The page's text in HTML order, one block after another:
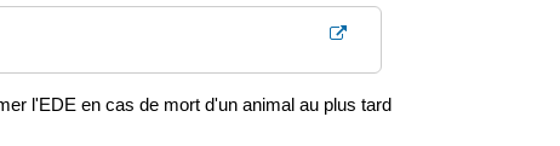
l'EDE en cas de mort d'un animal au plus tard